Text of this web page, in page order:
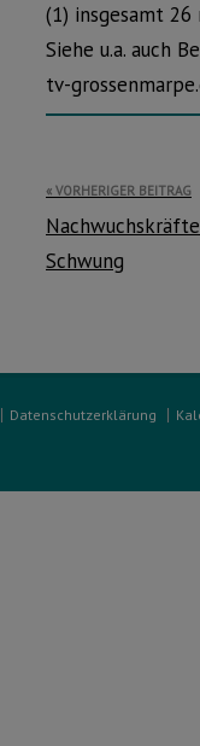
(1) insgesamt
Siehe u.a. auch
tv-
VORHERIGER BEITRAG
Schwung
Datenschutzerklärung